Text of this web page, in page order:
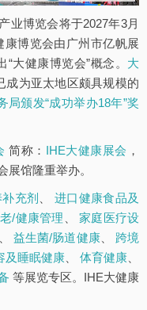
业博览会将于2027年3月
康博览会由广州市亿帆展
大健康博览会”概念。 大
成为亚太地区颇具规模的
局颁发“成功举办18年”奖
简称： IHE大健康展会 ，
展馆隆重举办。
充剂 、进口健康食品及
/健康管理 、家庭医疗设
益生菌/肠道健康、 跨境
及睡眠健康 体育健康
等展览专区。IHE大健康